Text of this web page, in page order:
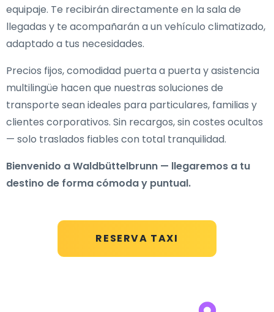
RESERVA TAXI
equipaje. Te recibirán directamente en la sala de
llegadas y te acompañarán a un vehículo climatizado,
adaptado a tus necesidades.
Precios fijos, comodidad puerta a puerta y asistencia
multilingüe hacen que nuestras soluciones de
transporte sean ideales para particulares, familias y
clientes corporativos. Sin recargos, sin costes ocultos
— solo traslados fiables con total tranquilidad.
Bienvenido a Waldbüttelbrunn — llegaremos a tu
destino de forma cómoda y puntual.